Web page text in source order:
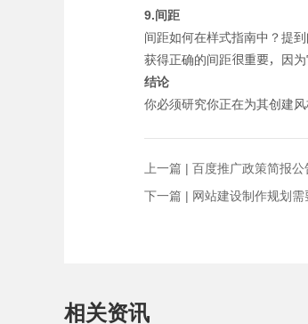
9.间距
间距如何在样式指南中？提
获得正确的间距很重要，因
结论
你必须研究你正在为其创建
上一篇 | 百度推广政策简报公
下一篇 | 网站建设制作规划
相关资讯